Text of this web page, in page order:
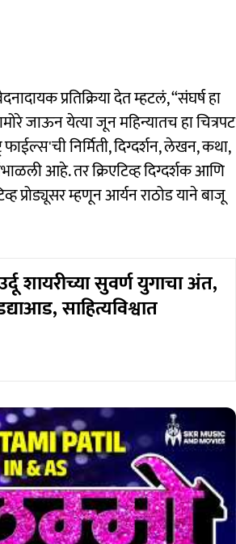
प्रतिक्रिया देत म्हटलं, “संघर्ष हा
जाऊन येत्या जून महिन्यातच हा चित्रपट
फाईल्स'ची निर्मिती, दिग्दर्शन, लेखन, कथा,
आहे. तर क्रिएटिव्ह दिग्दर्शक आणि
प्रोड्यूसर म्हणून आर्यन राठोड याने बाजू
शायरीच्या सुवर्ण युगाचा अंत,
साहित्यविश्वात